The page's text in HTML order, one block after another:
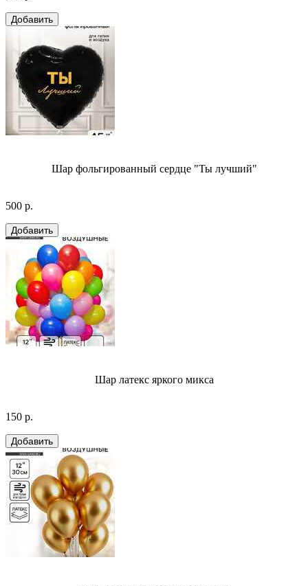
Шар фольгированный сердце "Ты лучший"
500 р.
Шар латекс яркого микса
150 р.